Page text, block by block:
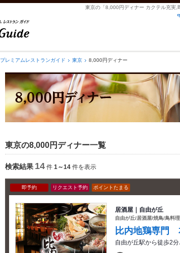
東京の「8,000円ディナー カクテル充実,
プレミアムレストランガイド 東京 8,000円ディナー
東京の8,000円ディナー一覧
検索結果 14 件 1～14 件を表示
即予約 リクエスト予約 ポイントたまる
居酒屋｜自由が丘
自由が丘/居酒屋/焼鳥/鳥料
比内地鶏専門
自由が丘駅から徒歩2